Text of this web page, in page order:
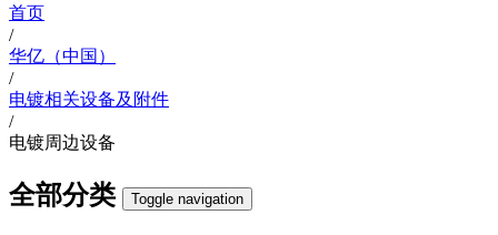
首页
/
华亿（中国）
/
电镀相关设备及附件
/
电镀周边设备
全部分类 Toggle navigation